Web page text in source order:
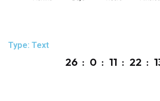
Type: Text
26 0 11 22